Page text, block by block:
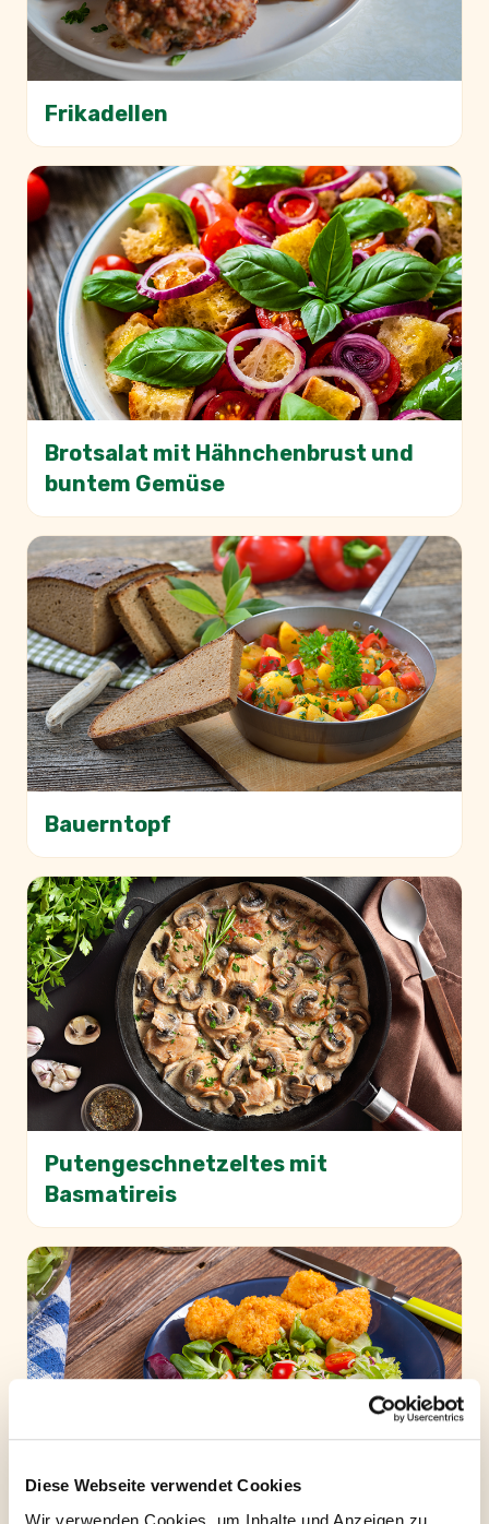
Diese Webseite verwendet Cookies
Wir verwenden Cookies, um Inhalte und Anzeigen zu
Frikadellen
Brotsalat mit Hähnchenbrust und
buntem Gemüse
Bauerntopf
Putengeschnetzeltes mit
Basmatireis